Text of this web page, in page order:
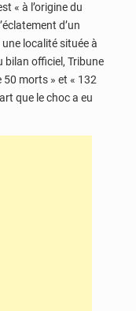
« à l’origine du
d’un
localité située à
bilan officiel, Tribune
morts » et « 132
que le choc a eu